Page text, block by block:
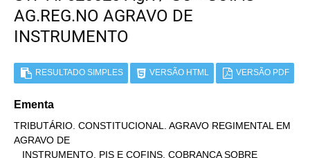
AG.REG.NO AGRAVO DE
INSTRUMENTO
RESULTADO SIMPLES VERSÃO HTML VERSÃO PDF
Ementa
TRIBUTÁRIO. CONSTITUCIONAL. AGRAVO REGIMENTAL EM
AGRAVO DE